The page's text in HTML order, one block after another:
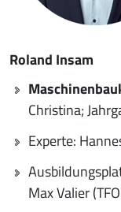
Roland Insam
Christina;
Experte:
Max Valier